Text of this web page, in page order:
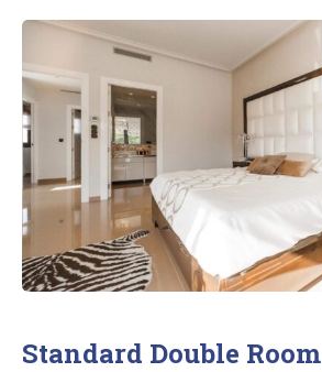
Standard Double Room